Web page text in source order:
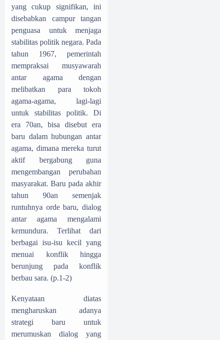
yang cukup signifikan, ini
disebabkan campur tangan
penguasa untuk menjaga
stabilitas politik negara. Pada
tahun 1967, pemerintah
mempraksai musyawarah
antar agama dengan
melibatkan para tokoh
agama-agama, lagi-lagi
untuk stabilitas politik. Di
era 70an, bisa disebut era
baru dalam hubungan antar
agama, dimana mereka turut
aktif bergabung guna
mengembangan perubahan
masyarakat. Baru pada akhir
tahun 90an semenjak
runtuhnya orde baru, dialog
antar agama mengalami
kemundura. Terlihat dari
berbagai isu-isu kecil yang
menuai konflik hingga
berunjung pada konflik
berbau sara. (p.1-2)
Kenyataan diatas
mengharuskan adanya
strategi baru untuk
merumuskan dialog yang